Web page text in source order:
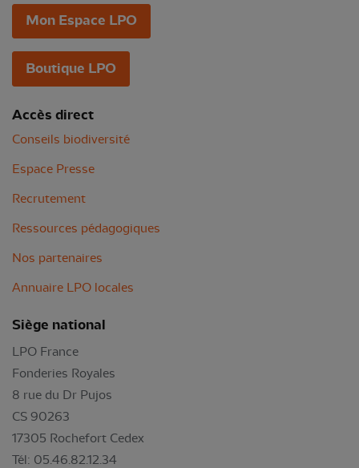
Mon Espace LPO
Boutique LPO
Accès direct
Conseils biodiversité
Espace Presse
Recrutement
Ressources pédagogiques
Nos partenaires
Annuaire LPO locales
Siège national
LPO France
Fonderies Royales
8 rue du Dr Pujos
CS 90263
17305 Rochefort Cedex
Tél: 05.46.82.12.34